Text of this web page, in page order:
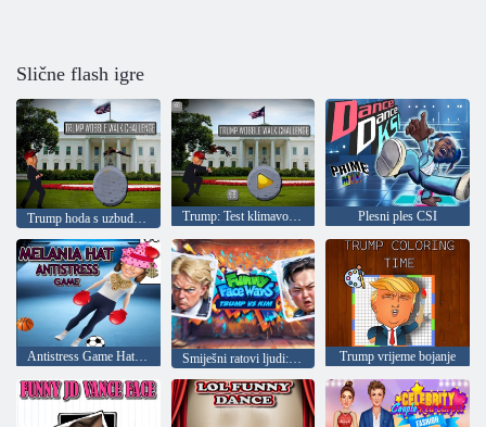
Slične flash igre
Trump hoda s uzbuđenjem Trump: Test klimavog hoda Plesni ples CSI
Antistress Game Hat Melania Smiješni ratovi ljudi: Trump protiv Kim Trump vrijeme bojanje